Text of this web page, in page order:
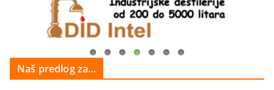
Naš predlog za…